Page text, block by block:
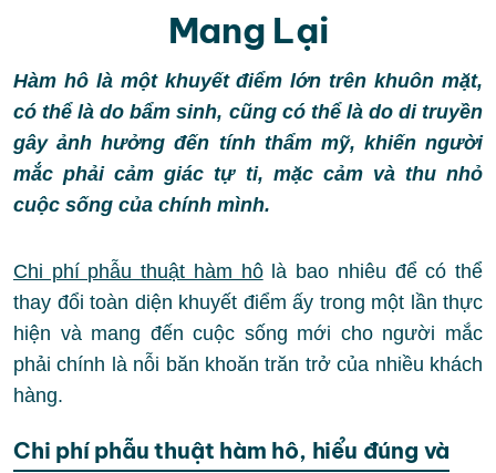
Mang Lại
Hàm hô là một khuyết điểm lớn trên khuôn mặt,
có thể là do bẩm sinh, cũng có thể là do di truyền
gây ảnh hưởng đến tính thẩm mỹ, khiến người
mắc phải cảm giác tự ti, mặc cảm và thu nhỏ
cuộc sống của chính mình.
Chi phí phẫu thuật hàm hôlà bao nhiêu để có thể
thay đổi toàn diện khuyết điểm ấy trong một lần thực
hiện và mang đến cuộc sống mới cho người mắc
phải chính là nỗi băn khoăn trăn trở của nhiều khách
hàng.
Chi phí phẫu thuật hàm hô, hiểu đúng và